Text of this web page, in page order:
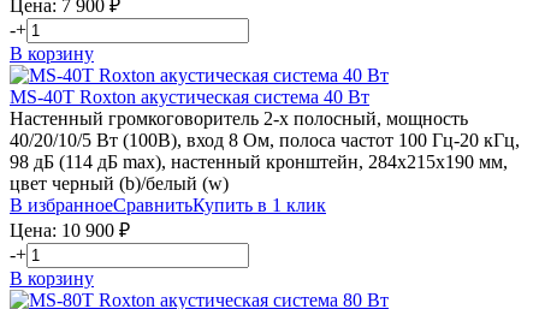
Цена: 7 900 ₽
-+
В корзину
MS-40T Roxton акустическая система 40 Вт
Настенный громкоговоритель 2-х полосный, мощность
40/20/10/5 Вт (100В), вход 8 Ом, полоса частот 100 Гц-20 кГц,
98 дБ (114 дБ max), настенный кронштейн, 284х215х190 мм,
цвет черный (b)/белый (w)
В избранноеСравнитьКупить в 1 клик
Цена: 10 900 ₽
-+
В корзину